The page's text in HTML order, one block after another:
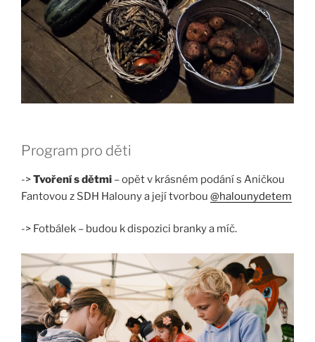
Program pro děti
->Tvoření s dětmi – opět v krásném podání s Aničkou
Fantovou z SDH Halouny a její tvorbou @halounydetem
-> Fotbálek – budou k dispozici branky a míč.